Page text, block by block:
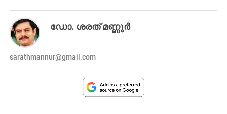
ഡോ. ശരത് മണ്ണൂർ
sarathmannur@gmail.com